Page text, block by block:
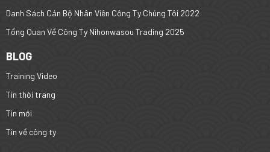
Danh Sách Cán Bộ Nhân Viên Công Ty Chúng Tôi 2022
Tổng Quan Về Công Ty Nihonwasou Trading 2025
BLOG
Training Video
Tin thời trang
Tin mới
Tin về công ty